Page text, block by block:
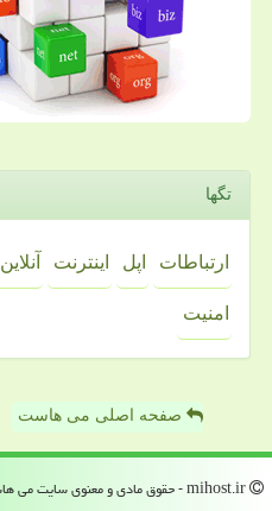
تگها
ارتباطات اپل اینترنت آنلاین
امنیت
صفحه اصلی می هاست